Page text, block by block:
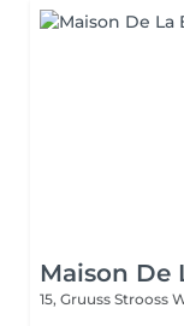
Maison De
15, Gruuss Strooss